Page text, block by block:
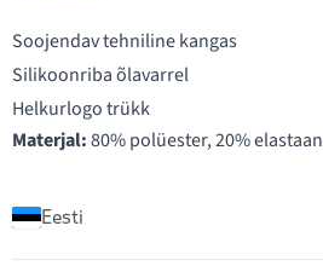
Soojendav tehniline kangas
Silikoonriba õlavarrel
Helkurlogo trükk
Materjal:80% polüester, 20% elastaan
Eesti